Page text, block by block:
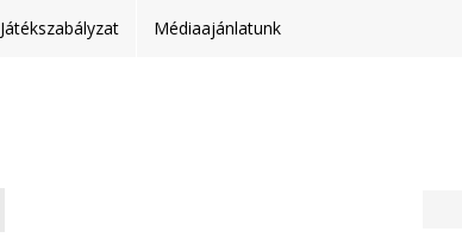
Játékszabályzat Médiaajánlatunk